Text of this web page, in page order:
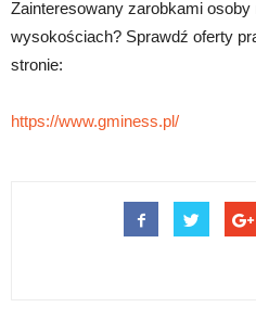
Zainteresowany zarobkami osoby
wysokościach? Sprawdź oferty
stronie:
https://www.gminess.pl/